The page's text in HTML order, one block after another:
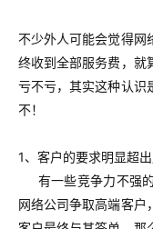
不少外人可能会觉得网
终收到全部服务费，就
亏不亏，其实这种认识
不！
1、客户的要求明显超
有一些竞争力不强的
网络公司争取高端客户